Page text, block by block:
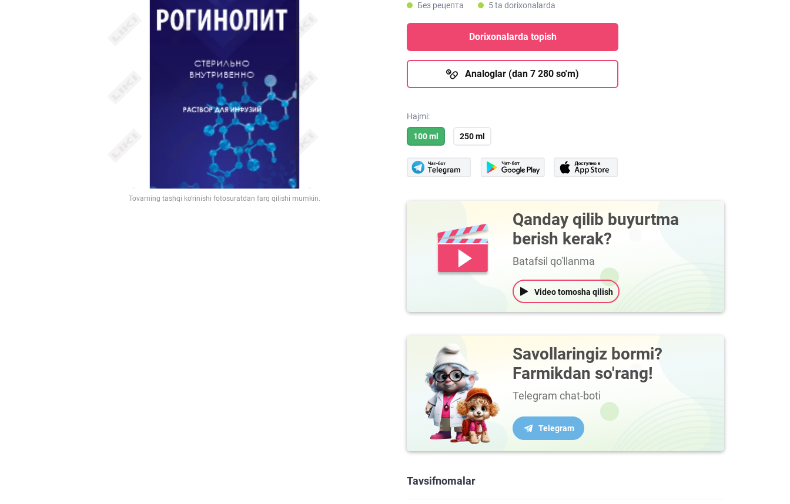
Tovarning tashqi ko‘rinishi fotosuratdan farq qilishi mumkin.
Без рецепта
5 ta dorixonalarda
Dorixonalarda topish
Analoglar (dan 7 280 so'm)
Hajmi:
100 ml 250 ml
Qanday qilib buyurtma
berish kerak?
Batafsil qo'llanma
Video tomosha qilish
Savollaringiz bormi?
Farmikdan so'rang!
Telegram chat-boti
Telegram
Tavsifnomalar